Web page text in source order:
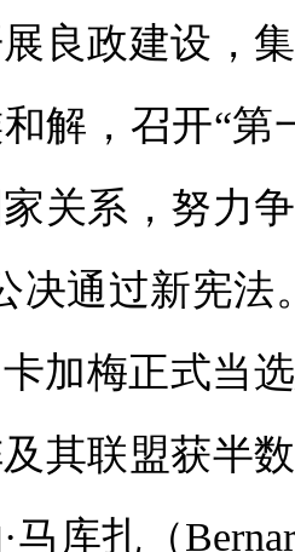
良政建设，
解，召开“
关系，努力
决通过新宪法
加梅正式当
其联盟获半
马库扎（